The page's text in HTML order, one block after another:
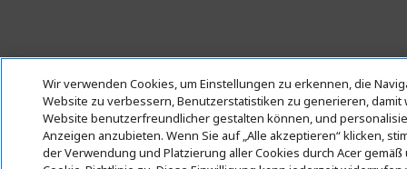
Wir verwenden Cookies, um Einstellungen zu erkennen, die
Website zu verbessern, Benutzerstatistiken zu generieren, damit
Website benutzerfreundlicher gestalten können, und
Anzeigen anzubieten. Wenn Sie auf „Alle akzeptieren“ klicken,
der Verwendung und Platzierung aller Cookies durch Acer